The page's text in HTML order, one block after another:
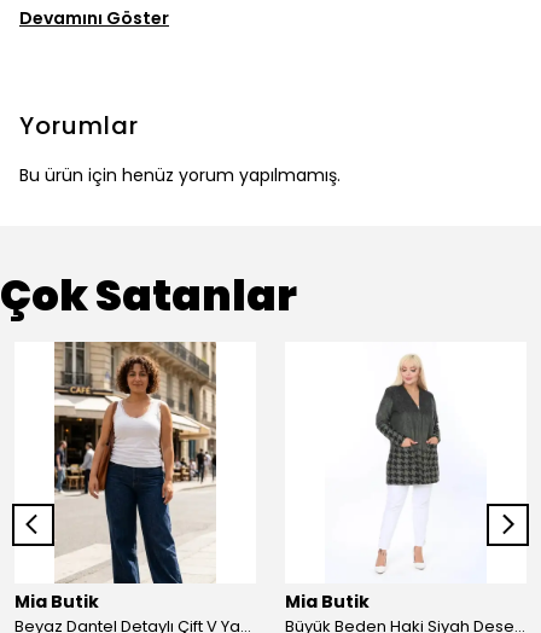
Devamını Göster
Yorumlar
Bu ürün için henüz yorum yapılmamış.
Çok Satanlar
Mia Butik
Beyaz Dantel Detaylı Çift V Yaka Karşkorse Esnek Bluz
Mia Butik
Büyük Beden Haki Siyah Desenli Hırka